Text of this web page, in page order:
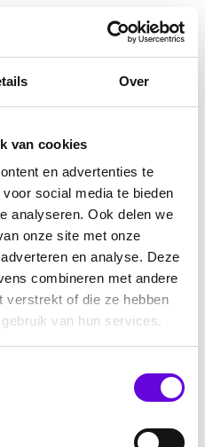
Over
van cookies
en advertenties te
social media te bieden
analyseren. Ook delen we
onze site met onze
en analyse. Deze
combineren met andere
verstrekt of die ze hebben
van hun services.